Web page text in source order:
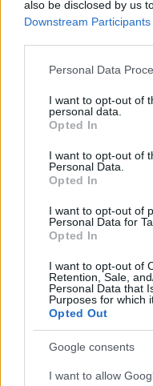
also be disclosed by us
Downstream Participants
Please note that this
not limited to your visit
grant or deny consent
use your data for below
consent section.
Personal Data
I want to opt-out of
personal data.
Opted In
I want to opt-out of
Personal Data.
Opted In
I want to opt-out of
Personal Data for
Opted In
I want to opt-out of
Retention, Sale,
Personal Data that
Purposes for which
Opted Out
Google consents
I want to allow
együtt nem
Az
Fradi
Ő maga is
Bár a szerződése
hírek szerint a
váltásra, a tel-
van a
érvényesít is, így
lehetne őt elhozni.
A korábban